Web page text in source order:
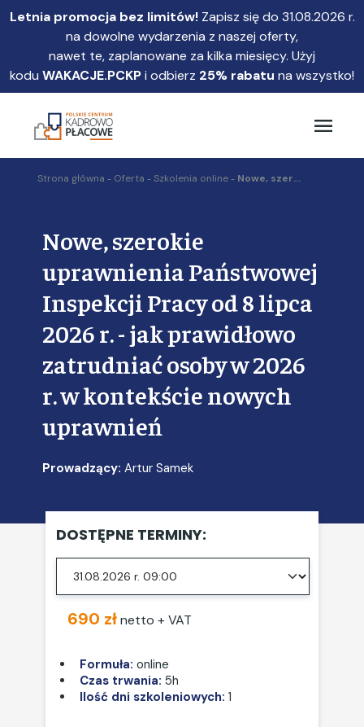
Przejdź
treści
Letnia promocja bez limitów!Zapisz się do 31.08.2026 r.
na dowolne wydarzenia z naszej oferty,
nawet te, zaplanowane za kilka miesięcy. Użyj
kodu WAKACJE.PCKPi odbierz 25% rabatu na wszystko!
Strona główna Oferta Szkolenia online Nowe, szer...
Nowe, szerokie
uprawnienia Państwowej
Inspekcji Pracy od 8 lipca
2026 r. - jak prawidłowo
zatrudniać osoby w 2026
r. w kontekście nowych
uprawnień
Prowadzący: Artur Samek
DOSTĘPNE TERMINY:
690 złnetto + VAT
Formuła: online
Czas trwania: 5h
Ilość dni szkoleniowych: 1